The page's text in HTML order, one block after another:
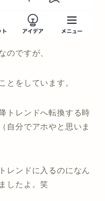
のですが、
とをしています。
トレンドへ転換する時
自分でアホやと思いま
レンドに入るのになん
したよ。笑